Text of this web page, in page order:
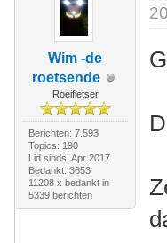
Wim -de
roetsende
Roeifietser
Berichten: 7.593
Topics: 190
Lid sinds: Apr 2017
Bedankt: 3653
11208 x bedankt in
5339 berichten